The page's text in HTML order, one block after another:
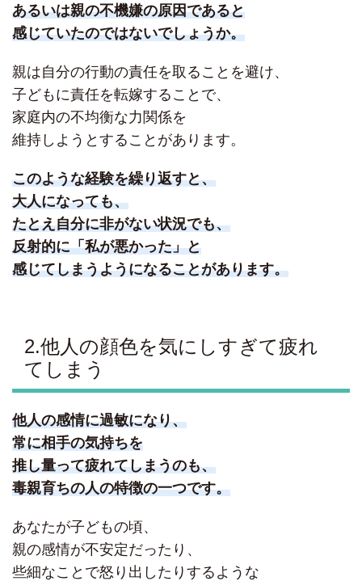
あるいは親の不機嫌の原因であると
感じていたのではないでしょうか。
親は自分の行動の責任を取ることを避け、
子どもに責任を転嫁することで、
家庭内の不均衡な力関係を
維持しようとすることがあります。
このような経験を繰り返すと、
大人になっても、
たとえ自分に非がない状況でも、
反射的に「私が悪かった」と
感じてしまうようになることがあります。
2.他人の顔色を気にしすぎて疲れ
てしまう
他人の感情に過敏になり、
常に相手の気持ちを
推し量って疲れてしまうのも、
毒親育ちの人の特徴の一つです。
あなたが子どもの頃、
親の感情が不安定だったり、
些細なことで怒り出したりするような